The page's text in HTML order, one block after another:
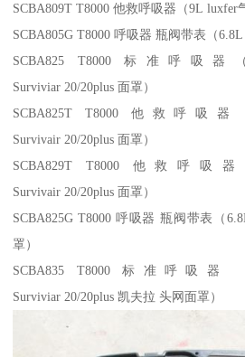
SCBA809T T8000 他救呼吸器（9L luxfer
SCBA805G T8000 呼吸器 瓶阀带表（
SCBA825 T8000 标准呼吸器
Surviviar 20/20plus 面罩）
SCBA825T T8000 他救呼吸
Survivair 20/20plus 面罩）
SCBA829T T8000 他救呼吸
Survivair 20/20plus 面罩）
SCBA825G T8000 呼吸器 瓶阀带表（
罩）
SCBA835 T8000 标准呼吸器
Surviviar 20/20plus 凯夫拉 头网面罩）